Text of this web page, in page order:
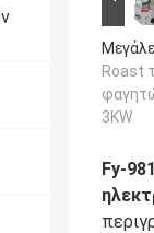
Roast
3KW
Fy-